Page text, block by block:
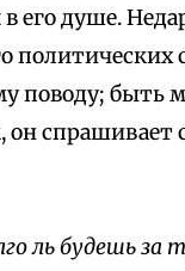
в его душе.
политических
поводу; быть
он спрашивает
ль будешь за